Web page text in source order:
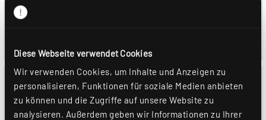
Diese Webseite verwendet Cookies
Wir verwenden Cookies, um Inhalte und Anzeigen zu
personalisieren, Funktionen für soziale Medien anbieten
zu können und die Zugriffe auf unsere Website zu
analysieren. Außerdem geben wir Informationen zu Ihrer
5000 K
Charakteristik
Abdeckung klar
Abdeckung matt